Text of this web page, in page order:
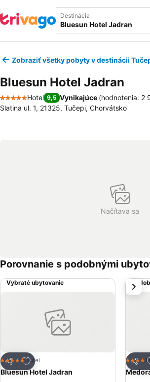
Destinácia
Zobraziť všetky pobyty v destinácii
Bluesun Hotel Jadran
5 Počet hviezdičiek
Hotel 9,5 Vynikajúce (hodnotenia: 2
Slatina ul. 1, 21325, Tučepi, Chorvátsko
Načítava sa
Porovnanie s podobnými
Vybraté ubytovanie
Zdieľať
Pridať do obľúbených
5 Počet hviezdičiek
Hotel
Bluesun Hotel Jadran
4 Počet
next